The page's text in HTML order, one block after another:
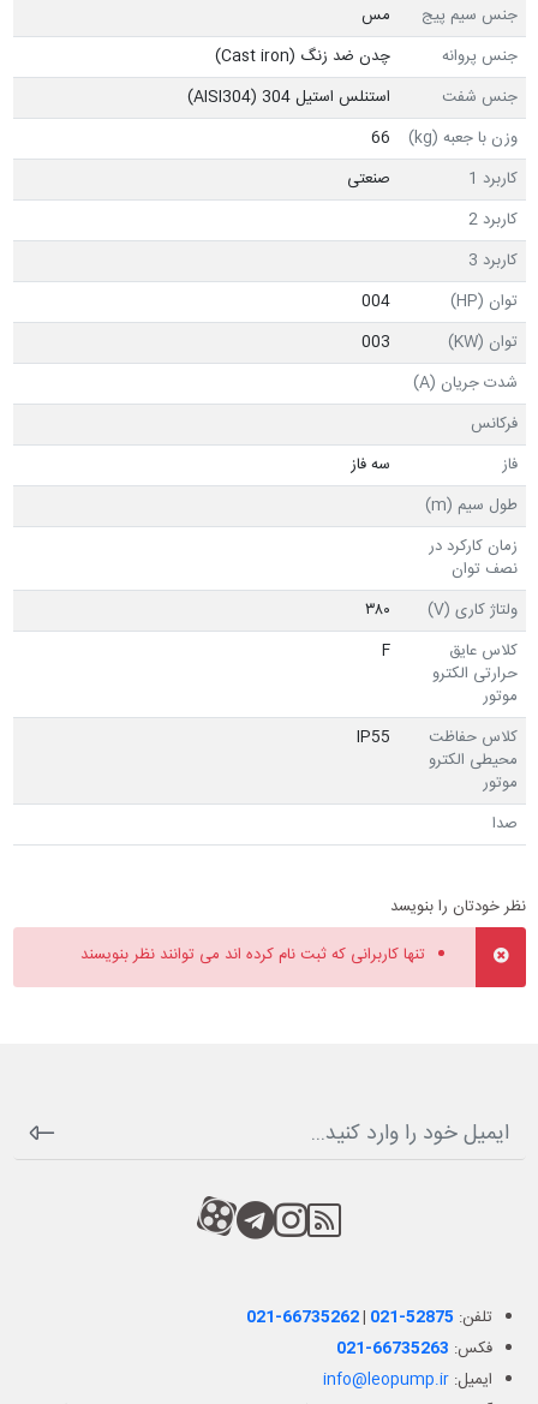
جنس سیم پیج
مس
جنس پروانه
چدن ضد زنگ (Cast iron)
جنس شفت
استنلس استیل 304 (AISI304)
وزن با جعبه (kg)
66
کاربرد 1
صنعتی
کاربرد 2
کاربرد 3
توان (HP)
004
توان (KW)
003
شدت جریان (A)
فرکانس
فاز
سه فاز
طول سیم (m)
زمان کارکرد در
نصف توان
ولتاژ کاری (V)
۳۸۰
کلاس عایق
حرارتی الکترو
موتور
F
کلاس حفاظت
محیطی الکترو
موتور
IP55
صدا
نظر خودتان را بنویسد
تنها کاربرانی که ثبت نام کرده اند می توانند نظر بنویسند
RSS
کانال آپارات
کانال تلگرام
کانال آپارات
تلفن: 021-66735262| 021-52875
فکس: 021-66735263
ایمیل:info@leopump.ir